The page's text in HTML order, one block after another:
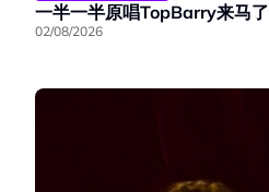
一半一半原唱TopBarry来马了
02/08/2026